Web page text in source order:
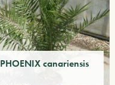
PHOENIX canariensis